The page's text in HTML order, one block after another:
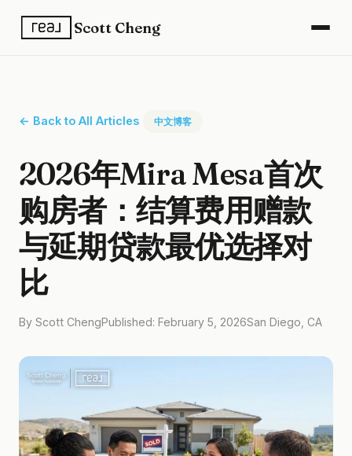
Scott Cheng
← Back to All Articles 中文博客
2026年Mira Mesa首次
购房者：结算费用赠款
与延期贷款最优选择对
比
By Scott ChengPublished: February 5, 2026San Diego, CA